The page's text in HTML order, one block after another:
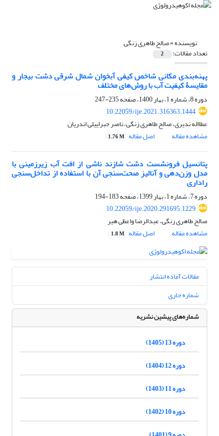
نویسنده =صالح طاهری زنگی
تعداد مقالات: 2
پهنه‌بندی مکانی شاخص کیفی آبخوان شمال شرقی دشت بیجار و
مقایسۀ کیفیت آب با روش‌های مختلف
دوره 8، شماره 1، بهار 1400، صفحه
235-247
10.22059/ije.2021.316363.1444
عطااله ندیری، صالح طاهری زنگی، ناصر جبراییلی اندریان‌
مشاهده مقاله
اصل مقاله 1.76 M
پتانسیل فرونشست دشت شازند ناشی از افت آب زیرزمینی با
مدل وزن‌دهی و آنالیز صحت‌سنجی آن با استفاده از تداخل‌سنجی
راداری
دوره 7، شماره 1، بهار 1399، صفحه
183-194
10.22059/ije.2020.291695.1229
صالح طاهری زنگی، عبدالرضا واعظی هیر
مشاهده مقاله
اصل مقاله 1.8 M
مقالات آماده انتشار
شماره جاری
شماره‌های پیشین نشریه
دوره 13 (1405)
دوره 12 (1404)
دوره 11 (1403)
دوره 10 (1402)